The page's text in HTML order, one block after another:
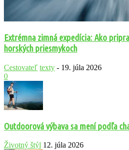
Extrémna zimná expedícia: Ako
horských priesmykoch
Cestovateľ texty - 19. júla 2026
0
Outdoorová výbava sa mení podľa
Životný štýl 12. júla 2026